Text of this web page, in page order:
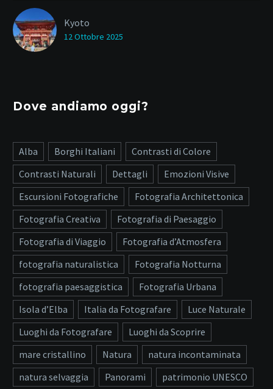
Kyoto
12 Ottobre 2025
Dove andiamo oggi?
Alba Borghi Italiani
Contrasti di Colore
Contrasti Naturali
Dettagli
Emozioni Visive
Escursioni Fotografiche
Fotografia Architettonica
Fotografia Creativa
Fotografia di Paesaggio
Fotografia di Viaggio
Fotografia d’Atmosfera
fotografia naturalistica
Fotografia Notturna
fotografia paesaggistica
Fotografia Urbana
Isola d’Elba
Italia da Fotografare
Luce Naturale
Luoghi da Fotografare
Luoghi da Scoprire
mare cristallino
Natura
natura incontaminata
natura selvaggia
Panorami
patrimonio UNESCO